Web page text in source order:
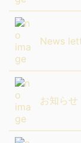
News
お知らせ